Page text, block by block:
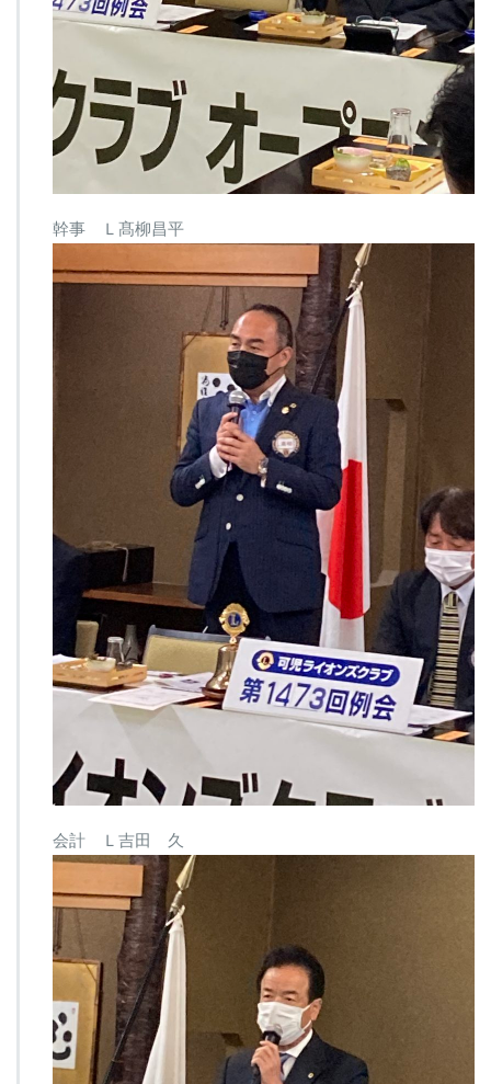
幹事 Ｌ髙柳昌平
会計 Ｌ吉田 久